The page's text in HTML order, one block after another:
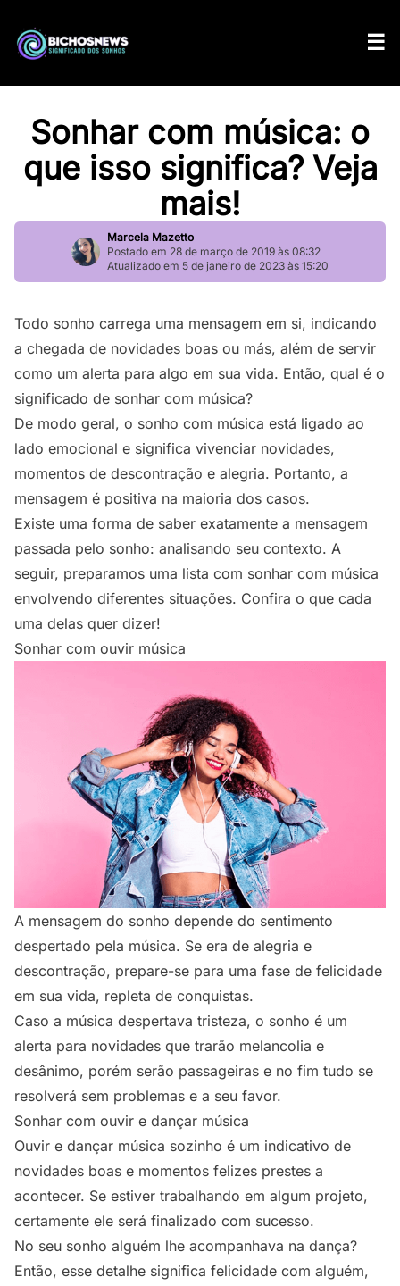
Sonhar com música: o
que isso significa? Veja
mais!
Marcela Mazetto
Postado em 28 de março de 2019 às 08:32
Atualizado em 5 de janeiro de 2023 às 15:20
Todo sonho carrega uma mensagem em si, indicando
a chegada de novidades boas ou más, além de servir
como um alerta para algo em sua vida. Então, qual é o
significado de sonhar com música?
De modo geral, o sonho com música está ligado ao
lado emocional e significa vivenciar novidades,
momentos de descontração e alegria. Portanto, a
mensagem é positiva na maioria dos casos.
Existe uma forma de saber exatamente a mensagem
passada pelo sonho: analisando seu contexto. A
seguir, preparamos uma lista com sonhar com música
envolvendo diferentes situações. Confira o que cada
uma delas quer dizer!
Sonhar com ouvir música
A mensagem do sonho depende do sentimento
despertado pela música. Se era de alegria e
descontração, prepare-se para uma fase de felicidade
em sua vida, repleta de conquistas.
Caso a música despertava tristeza, o sonho é um
alerta para novidades que trarão melancolia e
desânimo, porém serão passageiras e no fim tudo se
resolverá sem problemas e a seu favor.
Sonhar com ouvir e dançar música
Ouvir e dançar música sozinho é um indicativo de
novidades boas e momentos felizes prestes a
acontecer. Se estiver trabalhando em algum projeto,
certamente ele será finalizado com sucesso.
No seu sonho alguém lhe acompanhava na dança?
Então, esse detalhe significa felicidade com alguém,